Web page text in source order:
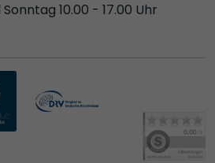
10.00 - 17.00 Uhr